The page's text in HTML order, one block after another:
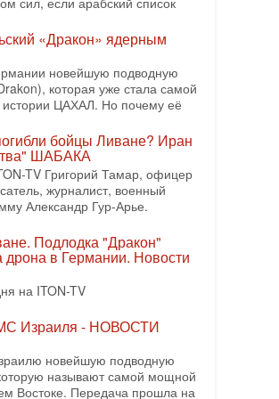
по Ирану - НОВОСТИ
Трамп сегодня заявил об
удара по Ирану после
стран региона. По его
кто заберет его на этот
не раз кардинально
Израиля. Достаточно
«Исраэль ба-алия», когда
о чём на самом деле
министра Израиля Биньямина
с Дональдом Трампом
чем ответов. Полная
на Нетаниягу! Трамп не
КСИР готовит взрыв!
TV СЕРГЕЙ МИГДАЛЬ,
«Дракон» ядерным
новейшую подводную
которая уже стала самой
истории ЦАХАЛ. Но почему её
бойцы Ливане? Иран
ШАБАКА
TV Григорий Тамар, офицер
журналист, военный
Александр Гур-Арье.
Подлодка "Дракон"
дрона в Германии. Новости
на ITON-TV
Израиля - НОВОСТИ
новейшую подводную
называют самой мощной
Востоке. Передача прошла на